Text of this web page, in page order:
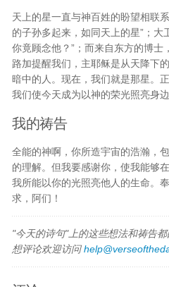
天上的星一直与神百姓的盼望相联
的子孙多起来，如同天上的星”；大
你竟顾念他？”；而来自东方的博士
路加提醒我们，主耶稣是从天降下
暗中的人。现在，我们就是那星。
我们使今天成为以神的荣光照亮身边
我的祷告
全能的神啊，你所造宇宙的浩瀚，
的理解。但我要感谢你，使我能够
我所能以你的光照亮他人的生命
求，阿们！
"今天的诗句"上的这些想法和祷告
想评论欢迎访问